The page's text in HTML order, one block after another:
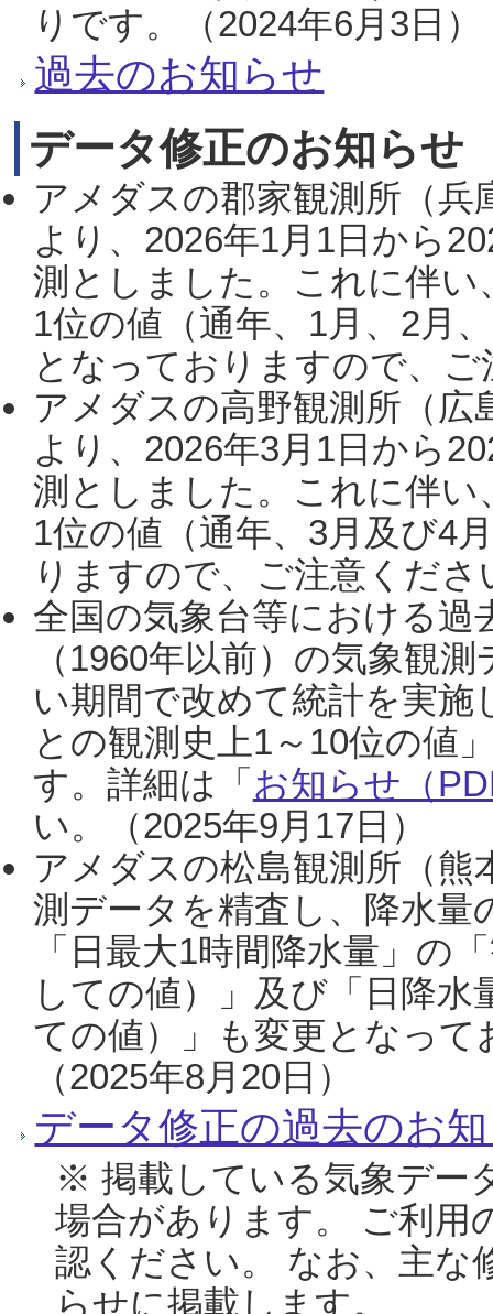
りです。（2024年6月3日）
過去のお知らせ
データ修正のお知らせ
アメダスの郡家観測所（
より、2026年1月1日から
測としました。これに伴い
1位の値（通年、1月、2月
となっておりますので、
アメダスの高野観測所（
より、2026年3月1日から
測としました。これに伴い
1位の値（通年、3月及び4
りますので、ご注意くだ
全国の気象台等における過
（1960年以前）の気象観
い期間で改めて統計を実
との観測史上1～10位の値
す。詳細は「 お知らせ（
い。（2025年9月17日）
アメダスの松島観測所（熊
測データを精査し、降水
「日最大1時間降水量」の
しての値）」及び「日降
ての値）」も変更となっ
（2025年8月20日）
データ修正の過去のお
※ 掲載している気象デー
場合があります。 ご利用
認ください。 なお、主な
らせに掲載します。